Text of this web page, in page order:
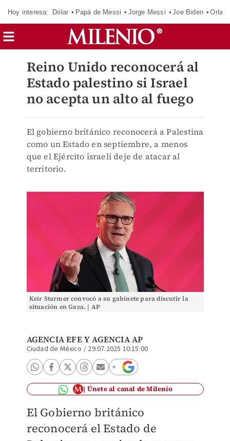
Hoy interesa: Dólar Papá de Messi Jorge Messi Joe Biden
Reino Unido reconocerá al
Estado palestino si Israel
no acepta un alto al fuego
El gobierno británico reconocerá a Palestina
como un Estado en septiembre, a menos
que el Ejército israelí deje de atacar al
territorio.
Keir Starmer convocó a su gabinete para discutir la
situación en Gaza. | AP
AGENCIA EFEYAGENCIA AP
Ciudad de México / 29.07.2025 10:15:00
Únete al canal de Milenio
El Gobierno británico
reconocerá el Estado de